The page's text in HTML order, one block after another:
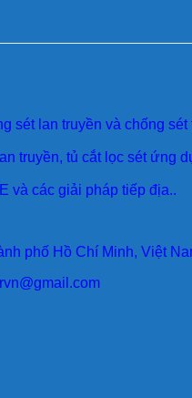
sét lan truyền và chống
truyền, tủ cắt lọc sét ứng
và các giải pháp tiếp địa..
phố Hồ Chí Minh, Việt